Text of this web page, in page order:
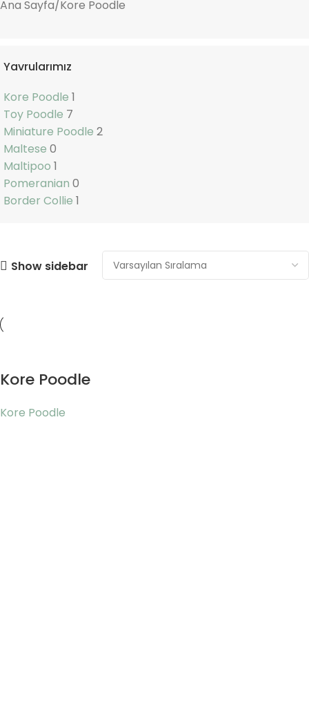
Ana Sayfa Kore Poodle
Yavrularımız
Kore Poodle 1
Toy Poodle 7
Miniature Poodle 2
Maltese 0
Maltipoo 1
Pomeranian 0
Border Collie 1
Show sidebar
Kore Poodle
Kore Poodle